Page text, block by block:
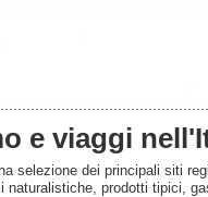
e viaggi
selezione dei principali siti
naturalistiche, prodotti tipici,